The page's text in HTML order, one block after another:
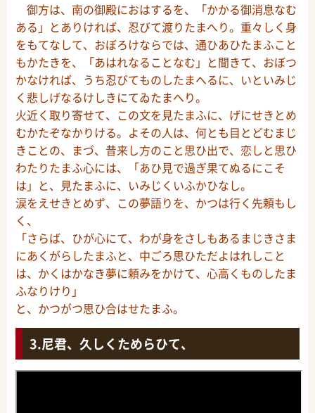
御方は、南の御殿におはするを、「かかる御消息なむ
ある」とありければ、忍びて渡りたまへり。重々しく身
をもてなして、おぼろけならでは、通ひあひたまふこと
もかたきを、「あはれなることなむ」と聞きて、おぼつ
かなければ、うち忍びてものしたまへるに、いといみじ
く悲しげなるけしきにてゐたまへり。
火近く取り寄せて、この文を見たまふに、げにせきとめ
むかたぞなかりける。よその人は、何とも目とどむまじ
きことの、まづ、昔来し方のこと思ひ出で、恋しと思ひ
わたりたまふ心には、「あひ見で過ぎ果てぬるにこそ
は」と、見たまふに、いみじくいふかひなし。
涙をえせきとめず、この夢語りを、かつは行く先頼もし
く、
「さらば、ひが心にて、わが身をさしもあるまじきさま
にあくがらしたまふと、中ごろ思ひただよはれしこと
は、かくはかなき夢に頼みをかけて、心高くものしたま
ふなりけり」
と、かつがつ思ひ合はせたまふ。
尼君、久しくためらひて、